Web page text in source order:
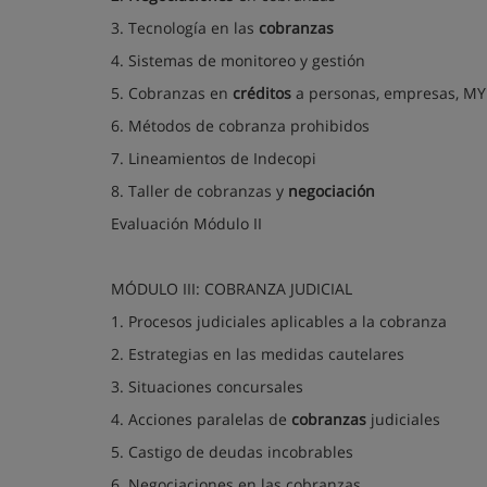
3. Tecnología en las cobranzas
4. Sistemas de monitoreo y gestión
5. Cobranzas en créditos a personas, empresas,
6. Métodos de cobranza prohibidos
7. Lineamientos de Indecopi
8. Taller de cobranzas y negociación
Evaluación Módulo II
MÓDULO III: COBRANZA JUDICIAL
1. Procesos judiciales aplicables a la cobranza
2. Estrategias en las medidas cautelares
3. Situaciones concursales
4. Acciones paralelas de cobranzas judiciales
5. Castigo de deudas incobrables